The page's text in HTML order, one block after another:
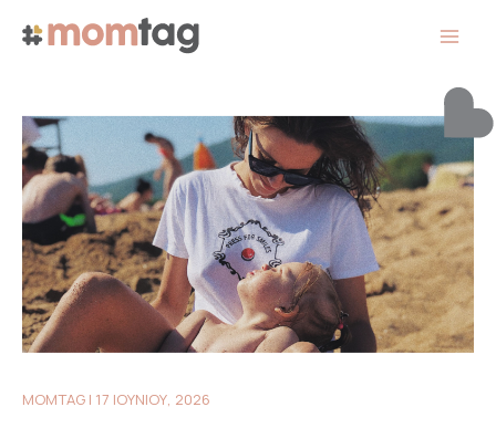
στο
MOMTAG | 17 ΙΟΥΝΙΟΥ, 2026